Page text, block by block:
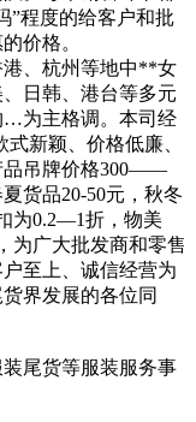
”程度的给客户和批
价格。
、杭州等地中**女
日韩、港台等多元
…为主格调。本司经
新颖、价格低廉、
品吊牌价格300——
货品20-50元，秋冬
为0.2—1折，物美
为广大批发商和零售
至上、诚信经营为
界发展的各位同
尾货等服装服务事